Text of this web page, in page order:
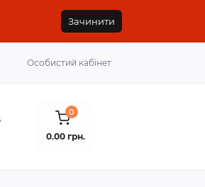
Зачинити
Особистий кабінет
0
0.00 грн.